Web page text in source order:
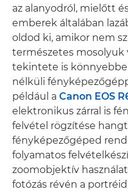
az alanyodról, mielőtt
emberek általában
oldod ki, amikor nem
természetes
tekintete is
nélküli
például a Canon EOS
elektronikus zárral is
felvétel rögzítése
fényképezőgéped
folyamatos
zoomobjektív
fotózás révén a